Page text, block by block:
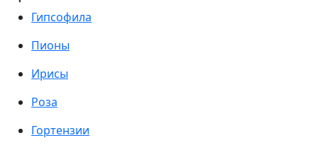
Гипсофила
Пионы
Ирисы
Роза
Гортензии